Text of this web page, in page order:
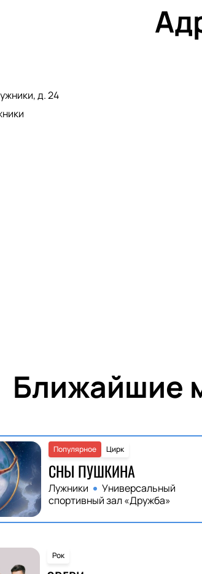
д. 24
Ближайшие
Цирк
Популярное
СНЫ ПУШКИНА
Лужники
Универсальный
спортивный зал «Дружба»
Рок